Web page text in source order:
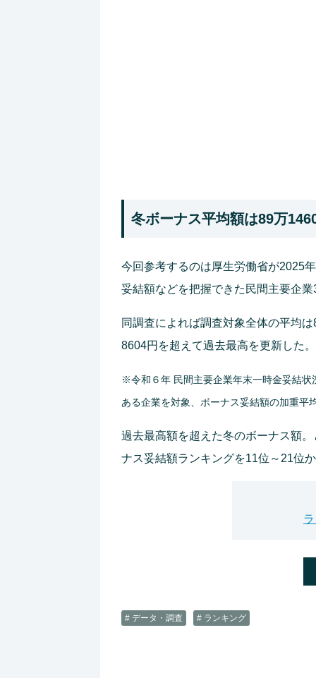
冬ボーナス平均額は89万
今回参考するのは厚生労働省が2025
妥結額などを把握できた民間主要企
同調査によれば調査対象全体の平均
8604円を超えて過去最高を更新した。
※令和６年 民間主要企業年末一時金妥結
ある企業を対象、ボーナス妥結額の加重平
過去最高額を超えた冬のボーナス額
ナス妥結額ランキングを11位～21位
# データ・調査 # ランキング